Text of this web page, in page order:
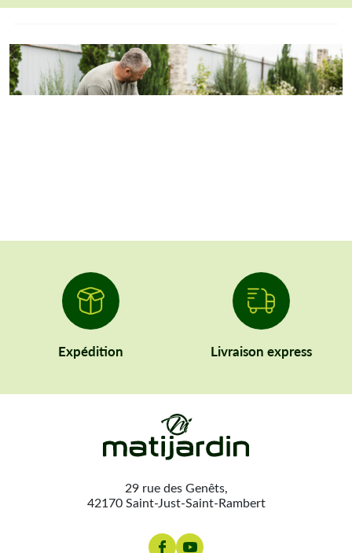
Expédition Livraison express
29 rue des Genêts,
42170 Saint-Just-Saint-Rambert